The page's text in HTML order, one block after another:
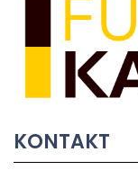
KONTAKT